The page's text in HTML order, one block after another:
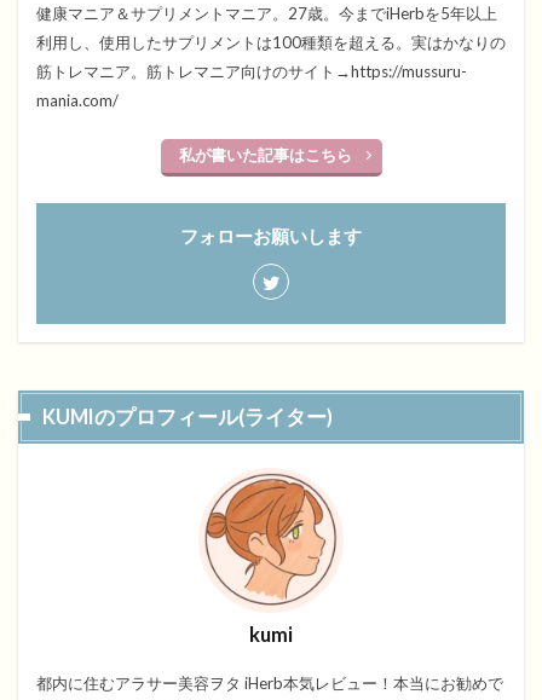
健康マニア＆サプリメントマニア。27歳。今までiHerbを5年以上
利用し、使用したサプリメントは100種類を超える。実はかなりの
筋トレマニア。筋トレマニア向けのサイト→https://mussuru-
mania.com/
私が書いた記事はこちら
フォローお願いします
KUMIのプロフィール(ライター)
kumi
都内に住むアラサー美容ヲタ iHerb本気レビュー！本当にお勧めで